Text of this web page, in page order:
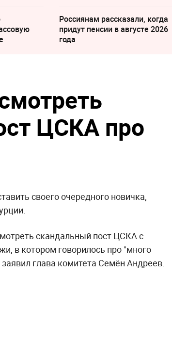
Россиянам рассказали, когда
придут пенсии в августе 2026
года
ЦСКА про
своего очередного новичка,
скандальный пост ЦСКА с
в котором говорилось про "много
заявил глава комитета Семён Андреев.